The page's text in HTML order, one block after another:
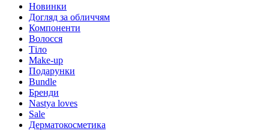
Новинки
Догляд за обличчям
Компоненти
Волосся
Тіло
Make-up
Подарунки
Bundle
Бренди
Nastya loves
Sale
Дерматокосметика